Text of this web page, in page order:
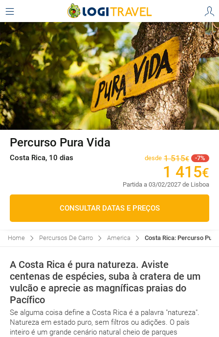
Percurso Pura Vida
Costa Rica, 10 dias desde 1 515€ 7
1 415€
Partida a 03/02/2027 de Lisboa
CONSULTAR DATAS E PREÇOS
Home Percursos De Carro America Costa Rica: Percurso
A Costa Rica é pura natureza. Aviste
centenas de espécies, suba à cratera de um
vulcão e aprecie as magníficas praias do
Pacífico
Se alguma coisa define a Costa Rica é a palavra "natureza".
Natureza em estado puro, sem filtros ou adições. O país
inteiro é um grande cenário natural cheio de parques